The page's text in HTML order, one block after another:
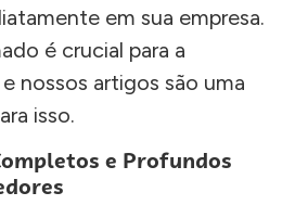
em sua empresa.
é crucial para a
nossos artigos são uma
isso.
e Profundos